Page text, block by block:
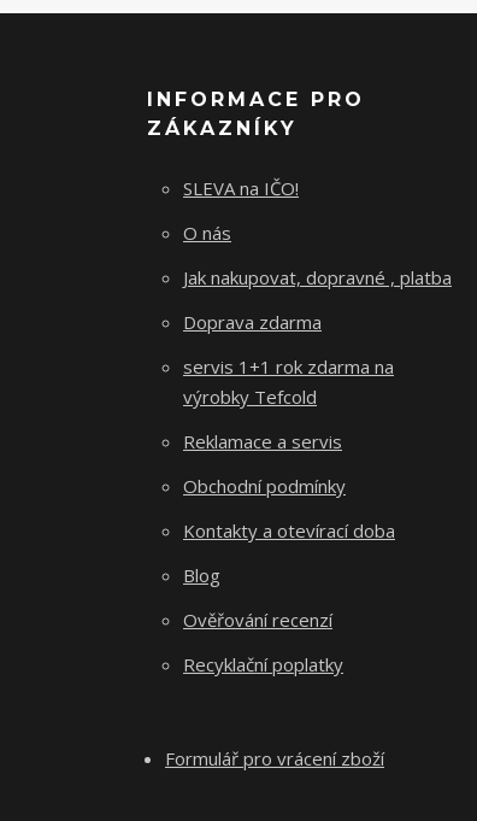
INFORMACE PRO
ZÁKAZNÍKY
SLEVA na IČO!
O nás
Jak nakupovat, dopravné , platba
Doprava zdarma
servis 1+1 rok zdarma na
výrobky Tefcold
Reklamace a servis
Obchodní podmínky
Kontakty a otevírací doba
Blog
Ověřování recenzí
Recyklační poplatky
Formulář pro vrácení zboží